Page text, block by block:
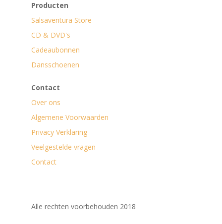
Producten
Salsaventura Store
CD & DVD's
Cadeaubonnen
Dansschoenen
Contact
Over ons
Algemene Voorwaarden
Privacy Verklaring
Veelgestelde vragen
Contact
Alle rechten voorbehouden 2018